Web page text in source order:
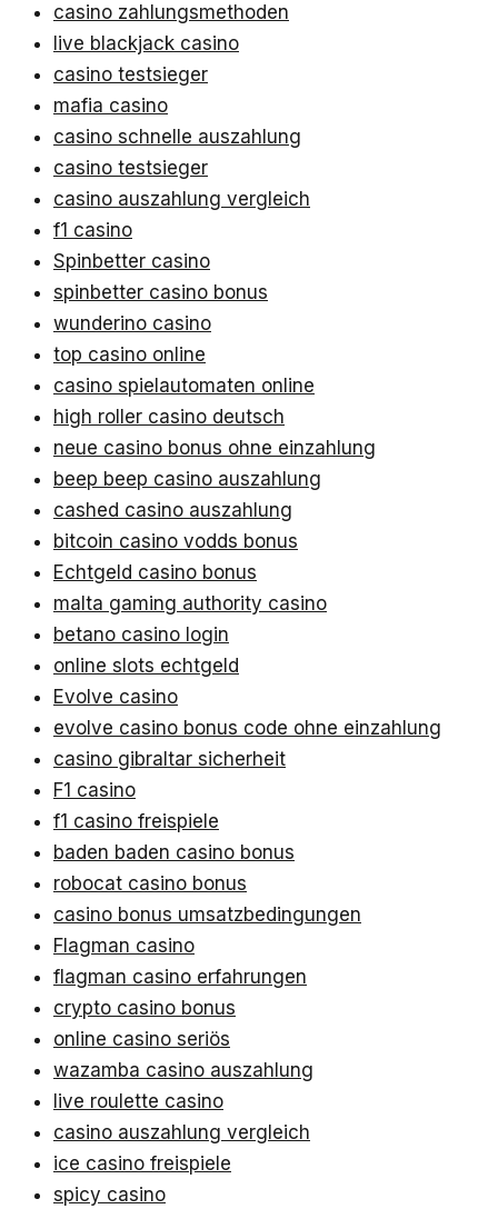
casino zahlungsmethoden
live blackjack casino
casino testsieger
mafia casino
casino schnelle auszahlung
casino testsieger
casino auszahlung vergleich
f1 casino
Spinbetter casino
spinbetter casino bonus
wunderino casino
top casino online
casino spielautomaten online
high roller casino deutsch
neue casino bonus ohne einzahlung
beep beep casino auszahlung
cashed casino auszahlung
bitcoin casino vodds bonus
Echtgeld casino bonus
malta gaming authority casino
betano casino login
online slots echtgeld
Evolve casino
evolve casino bonus code ohne einzahlung
casino gibraltar sicherheit
F1 casino
f1 casino freispiele
baden baden casino bonus
robocat casino bonus
casino bonus umsatzbedingungen
Flagman casino
flagman casino erfahrungen
crypto casino bonus
online casino seriös
wazamba casino auszahlung
live roulette casino
casino auszahlung vergleich
ice casino freispiele
spicy casino